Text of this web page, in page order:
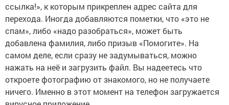
ссылка!», к которым прикреплен адрес сайта для
перехода. Иногда добавляются пометки, что «это не
спам», либо «надо разобраться», может быть
добавлена фамилия, либо призыв «Помогите». На
самом деле, если сразу не задумываться, можно
нажать на неё и загрузить файл. Вы надеетесь что
откроете фотографию от знакомого, но не получаете
ничего. Именно в этот момент на телефон загружается